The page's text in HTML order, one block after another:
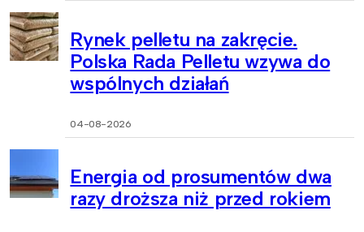
Rynek pelletu na zakręcie.
Polska Rada Pelletu wzywa do
wspólnych działań
04-08-2026
Energia od prosumentów dwa
razy droższa niż przed rokiem